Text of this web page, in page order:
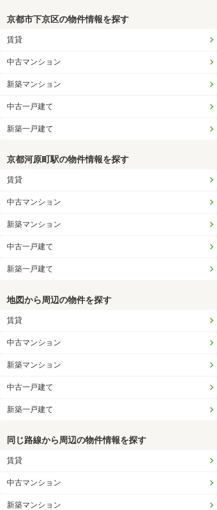
京都市下京区の物件情報を探す
賃貸
中古マンション
新築マンション
中古一戸建て
新築一戸建て
京都河原町駅の物件情報を探す
賃貸
中古マンション
新築マンション
中古一戸建て
新築一戸建て
地図から周辺の物件を探す
賃貸
中古マンション
新築マンション
中古一戸建て
新築一戸建て
同じ路線から周辺の物件情報を探す
賃貸
中古マンション
新築マンション